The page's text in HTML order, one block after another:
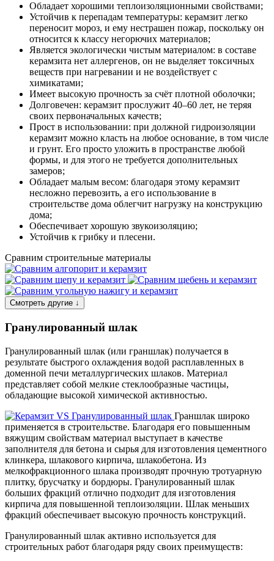
Обладает хорошими теплоизоляционными свойствами;
Устойчив к перепадам температуры: керамзит легко
переносит мороз, и ему нестрашен пожар, поскольку он
относится к классу негорючих материалов;
Является экологически чистым материалом: в составе
керамзита нет аллергенов, он не выделяет токсичных
веществ при нагревании и не воздействует с
химикатами;
Имеет высокую прочность за счёт плотной оболочки;
Долговечен: керамзит прослужит 40–60 лет, не теряя
своих первоначальных качеств;
Прост в использовании: при должной гидроизоляции
керамзит можно класть на любое основание, в том числе
и грунт. Его просто уложить в пространстве любой
формы, и для этого не требуется дополнительных
замеров;
Обладает малым весом: благодаря этому керамзит
несложно перевозить, а его использование в
строительстве дома облегчит нагрузку на конструкцию
дома;
Обеспечивает хорошую звукоизоляцию;
Устойчив к грибку и плесени.
Сравним строительные материалы
Смотреть другие ↓
Гранулированный шлак
Гранулированный шлак (или граншлак) получается в
результате быстрого охлаждения водой расплавленных в
доменной печи металлургических шлаков. Материал
представляет собой мелкие стеклообразные частицы,
обладающие высокой химической активностью.
Граншлак широко
применяется в строительстве. Благодаря его повышенным
вяжущим свойствам материал выступает в качестве
заполнителя для бетона и сырья для изготовления цементного
клинкера, шлакового кирпича, шлакобетона. Из
мелкофракционного шлака производят прочную тротуарную
плитку, брусчатку и бордюры. Гранулированный шлак
больших фракций отлично подходит для изготовления
кирпича для повышенной теплоизоляции. Шлак меньших
фракций обеспечивает высокую прочность конструкций.
Гранулированный шлак активно используется для
строительных работ благодаря ряду своих преимуществ: